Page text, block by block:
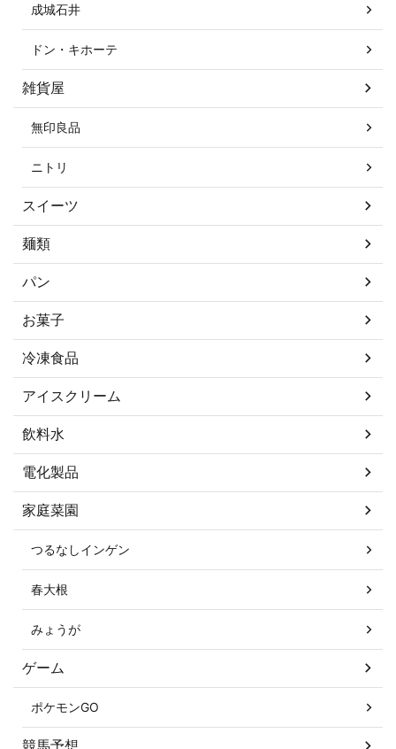
成城石井
ドン・キホーテ
雑貨屋
無印良品
ニトリ
スイーツ
麺類
パン
お菓子
冷凍食品
アイスクリーム
飲料水
電化製品
家庭菜園
つるなしインゲン
春大根
みょうが
ゲーム
ポケモンGO
競馬予想